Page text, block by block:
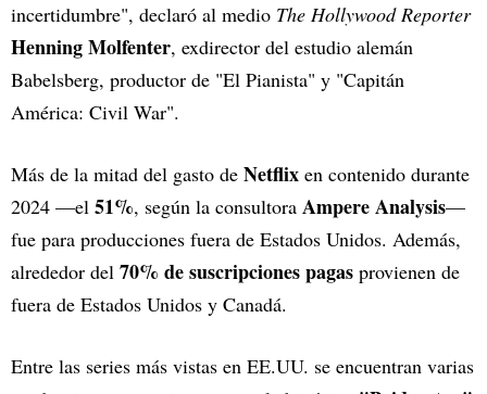
incertidumbre", declaró al medio The Hollywood Reporter
Henning Molfenter, exdirector del estudio alemán
Babelsberg, productor de "El Pianista" y "Capitán
América: Civil War".
Más de la mitad del gasto de Netflix en contenido durante
2024 —el 51%, según la consultora Ampere Analysis—
fue para producciones fuera de Estados Unidos. Además,
alrededor del 70% de suscripciones pagas provienen de
fuera de Estados Unidos y Canadá.
Entre las series más vistas en EE.UU. se encuentran varias